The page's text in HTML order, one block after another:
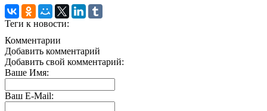
Теги к новости:
Комментарии
Добавить комментарий
Добавить свой комментарий:
Ваше Имя:
Ваш E-Mail: